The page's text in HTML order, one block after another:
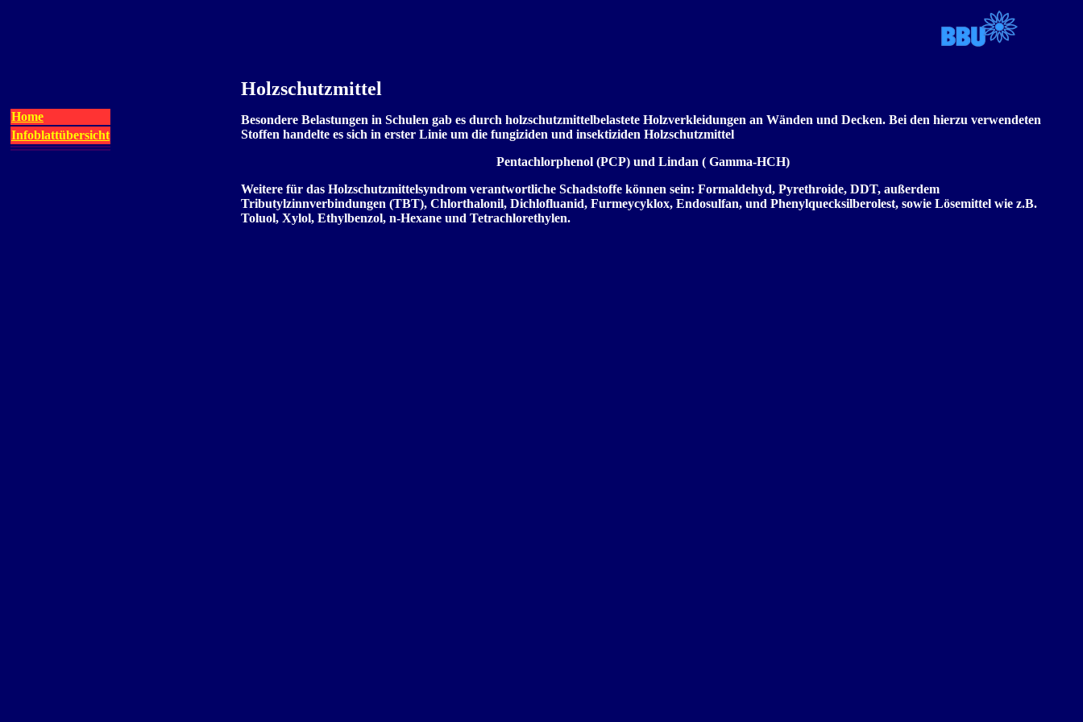
Home
Infoblattübersicht
Holzschutzmittel
Besondere Belastungen in Schulen gab es durch holzschutzmittelbelastete Holzverkleidungen an Wänden und Decken. Bei den hierzu verwendeten
Stoffen handelte es sich in erster Linie um die fungiziden und insektiziden Holzschutzmittel
Pentachlorphenol (PCP) und Lindan ( Gamma-HCH)
Weitere für das Holzschutzmittelsyndrom verantwortliche Schadstoffe können sein: Formaldehyd, Pyrethroide, DDT, außerdem
Tributylzinnverbindungen (TBT), Chlorthalonil, Dichlofluanid, Furmeycyklox, Endosulfan, und Phenylquecksilberolest, sowie Lösemittel wie z.B.
Toluol, Xylol, Ethylbenzol, n-Hexane und Tetrachlorethylen.